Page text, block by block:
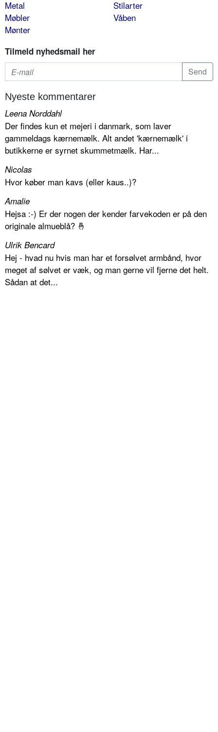
Metal
Møbler
Mønter
Stilarter
Våben
Tilmeld nyhedsmail her
Nyeste kommentarer
Leena Norddahl
Der findes kun et mejeri i danmark, som laver
gammeldags kærnemælk. Alt andet 'kærnemælk' i
butikkerne er syrnet skummetmælk. Har...
Nicolas
Hvor køber man kavs (eller kaus..)?
Amalie
Hejsa :-) Er der nogen der kender farvekoden er på den
originale almueblå? 🤞
Ulrik Bencard
Hej - hvad nu hvis man har et forsølvet armbånd, hvor
meget af sølvet er væk, og man gerne vil fjerne det helt.
Sådan at det...